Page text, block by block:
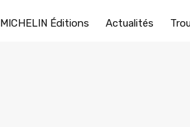
MICHELIN Éditions Actualités